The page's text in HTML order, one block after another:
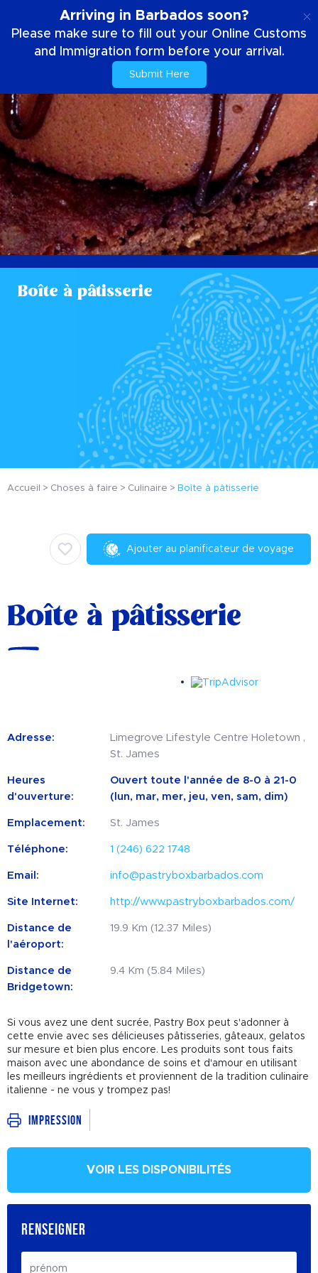
Arriving in Barbados soon?
Please make sure to fill out your Online Customs
and Immigration form before your arrival.
Submit Here
Boîte à pâtisserie
Accueil Choses à faire Culinaire Boîte à pâtisserie
Ajouter au planificateur de voyage
Boîte à pâtisserie
Adresse:
Limegrove Lifestyle Centre Holetown ,
St. James
Heures
d'ouverture:
Ouvert toute l'année de 8-0 à 21-0
(lun, mar, mer, jeu, ven, sam, dim)
Emplacement: St. James
Téléphone: 1 (246) 622 1748
Email: info@pastryboxbarbados.com
Site Internet: http://www.pastryboxbarbados.com/
Distance de
l'aéroport:
19.9 Km (12.37 Miles)
Distance de
Bridgetown:
9.4 Km (5.84 Miles)
Si vous avez une dent sucrée, Pastry Box peut s'adonner à
cette envie avec ses délicieuses pâtisseries, gâteaux, gelatos
sur mesure et bien plus encore. Les produits sont tous faits
maison avec une abondance de soins et d'amour en utilisant
les meilleurs ingrédients et proviennent de la tradition culinaire
italienne - ne vous y trompez pas!
Impression
VOIR LES DISPONIBILITÉS
RENSEIGNER